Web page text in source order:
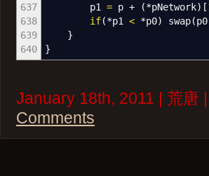
637
638
639
640
p1 =p + (*pNetwork) [
if(*p1 < *p0) swap(
}
}
January 18th, 2011 | 荒唐
Comments